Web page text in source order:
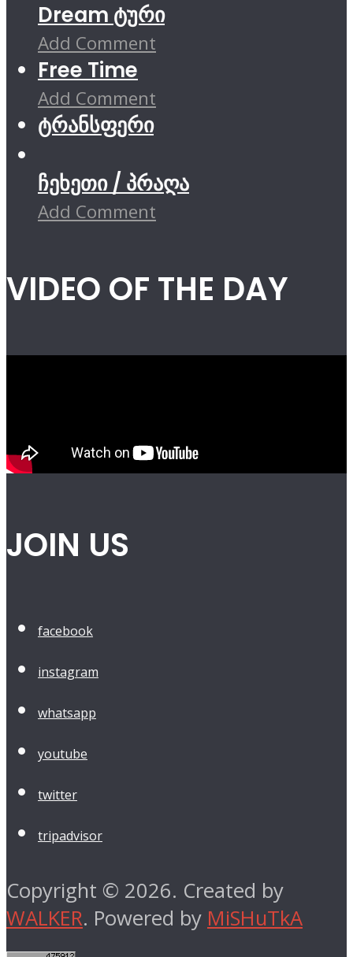
Dream ტური
Add Comment
Free Time
Add Comment
ტრანსფერი
ჩეხეთი / პრაღა
Add Comment
VIDEO OF THE DAY
JOIN US
facebook
instagram
whatsapp
youtube
twitter
tripadvisor
Copyright © 2026. Created by
WALKER. Powered by MiSHuTkA